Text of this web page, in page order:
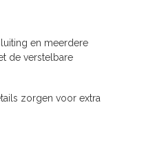
en meerdere
de verstelbare
zorgen voor extra